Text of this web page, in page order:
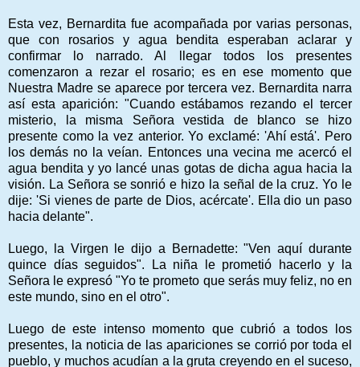
Esta vez, Bernardita fue acompañada por varias personas,
que con rosarios y agua bendita esperaban aclarar y
confirmar lo narrado. Al llegar todos los presentes
comenzaron a rezar el rosario; es en ese momento que
Nuestra Madre se aparece por tercera vez. Bernardita narra
así esta aparición: "Cuando estábamos rezando el tercer
misterio, la misma Señora vestida de blanco se hizo
presente como la vez anterior. Yo exclamé: 'Ahí está'. Pero
los demás no la veían. Entonces una vecina me acercó el
agua bendita y yo lancé unas gotas de dicha agua hacia la
visión. La Señora se sonrió e hizo la señal de la cruz. Yo le
dije: 'Si vienes de parte de Dios, acércate'. Ella dio un paso
hacia delante".
Luego, la Virgen le dijo a Bernadette: "Ven aquí durante
quince días seguidos". La niña le prometió hacerlo y la
Señora le expresó "Yo te prometo que serás muy feliz, no en
este mundo, sino en el otro".
Luego de este intenso momento que cubrió a todos los
presentes, la noticia de las apariciones se corrió por toda el
pueblo, y muchos acudían a la gruta creyendo en el suceso,